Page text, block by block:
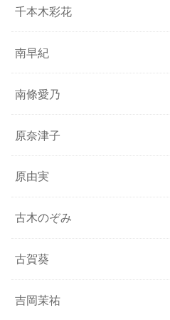
千本木彩花
南早紀
南條愛乃
原奈津子
原由実
古木のぞみ
古賀葵
吉岡茉祐